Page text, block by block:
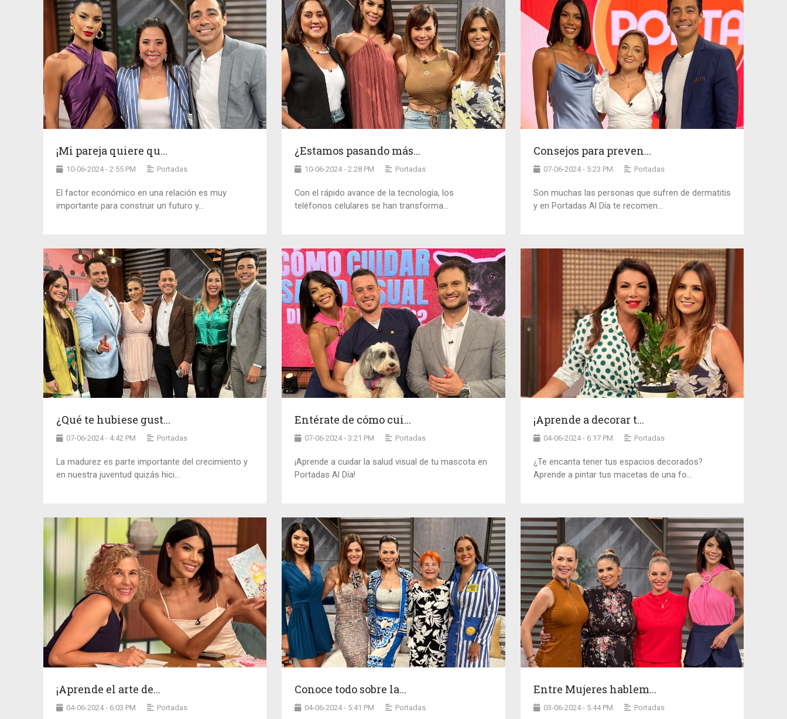
¡Mi pareja quiere qu...
10-06-2024 - 2:55 PM Portadas
El factor económico en una relación es muy
importante para construir un futuro y...
¿Estamos pasando más...
10-06-2024 - 2:28 PM Portadas
Con el rápido avance de la tecnología, los
teléfonos celulares se han transforma...
Consejos para preven...
07-06-2024 - 5:23 PM Portadas
Son muchas las personas que sufren de dermatitis
y en Portadas Al Día te recomen...
¿Qué te hubiese gust...
07-06-2024 - 4:42 PM Portadas
La madurez es parte importante del crecimiento y
en nuestra juventud quizás hici...
Entérate de cómo cui...
07-06-2024 - 3:21 PM Portadas
¡Aprende a cuidar la salud visual de tu mascota en
Portadas Al Día!
¡Aprende a decorar t...
04-06-2024 - 6:17 PM Portadas
¿Te encanta tener tus espacios decorados?
Aprende a pintar tus macetas de una fo...
¡Aprende el arte de...
04-06-2024 - 6:03 PM Portadas
Conoce todo sobre la...
04-06-2024 - 5:41 PM Portadas
Entre Mujeres hablem...
03-06-2024 - 5:44 PM Portadas